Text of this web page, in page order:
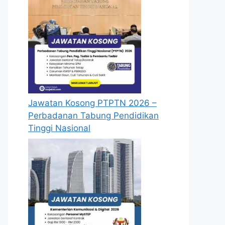
Jawatan Kosong PTPTN 2026 –
Perbadanan Tabung Pendidikan
Tinggi Nasional